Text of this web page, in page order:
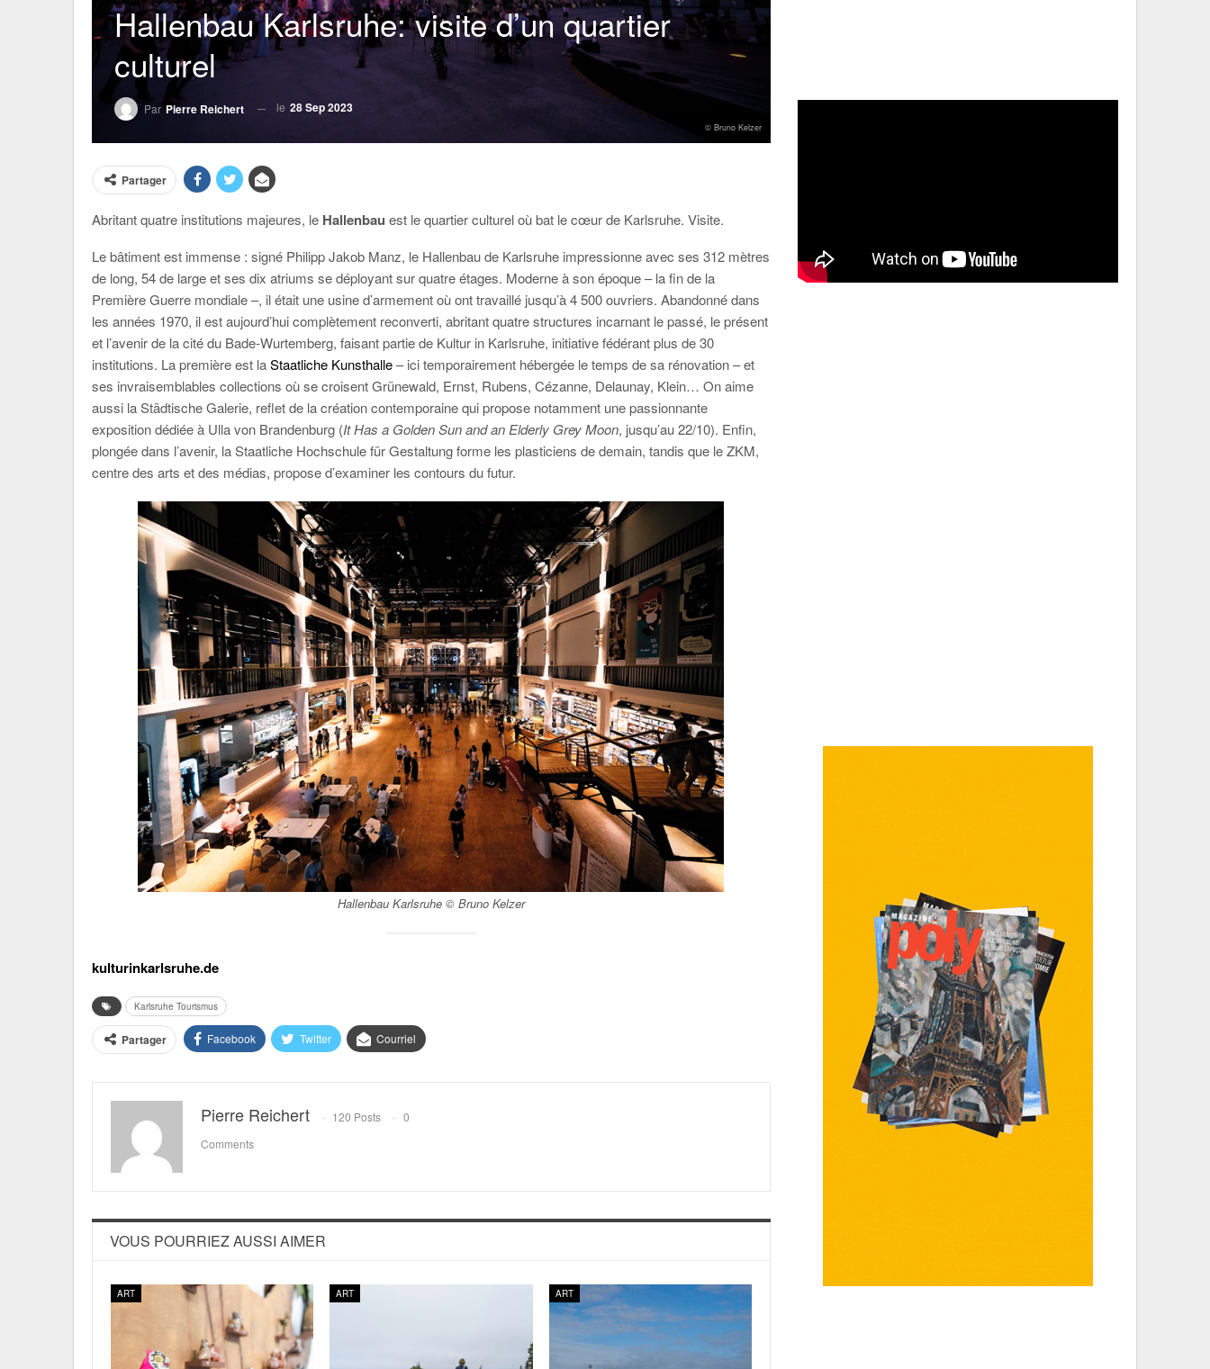
Hallenbau Karlsruhe: visite d’un quartier
culturel
ParPierre Reichert le 28 Sep 2023
© Bruno Kelzer
Partager
Abritant quatre institutions majeures, le Hallenbau est le quartier culturel où bat le cœur de Karlsruhe. Visite.
Le bâtiment est immense : signé Philipp Jakob Manz, le Hallenbau de Karlsruhe impressionne avec ses 312 mètres
de long, 54 de large et ses dix atriums se déployant sur quatre étages. Moderne à son époque – la fin de la
Première Guerre mondiale –, il était une usine d’armement où ont travaillé jusqu’à 4 500 ouvriers. Abandonné dans
les années 1970, il est aujourd’hui complètement reconverti, abritant quatre structures incarnant le passé, le présent
et l’avenir de la cité du Bade-Wurtemberg, faisant partie de Kultur in Karlsruhe, initiative fédérant plus de 30
institutions. La première est laStaatliche Kunsthalle– ici temporairement hébergée le temps de sa rénovation – et
ses invraisemblables collections où se croisent Grünewald, Ernst, Rubens, Cézanne, Delaunay, Klein… On aime
aussi la Städtische Galerie, reflet de la création contemporaine qui propose notamment une passionnante
exposition dédiée à Ulla von Brandenburg (It Has a Golden Sun and an Elderly Grey Moon, jusqu’au 22/10). Enfin,
plongée dans l’avenir, la Staatliche Hochschule für Gestaltung forme les plasticiens de demain, tandis que le ZKM,
centre des arts et des médias, propose d’examiner les contours du futur.
Hallenbau Karlsruhe © Bruno Kelzer
kulturinkarlsruhe.de
Karlsruhe Tourismus
Partager Facebook Twitter Courriel
Pierre Reichert 120 Posts
0
Comments
VOUS POURRIEZ AUSSI AIMER
ART ART ART